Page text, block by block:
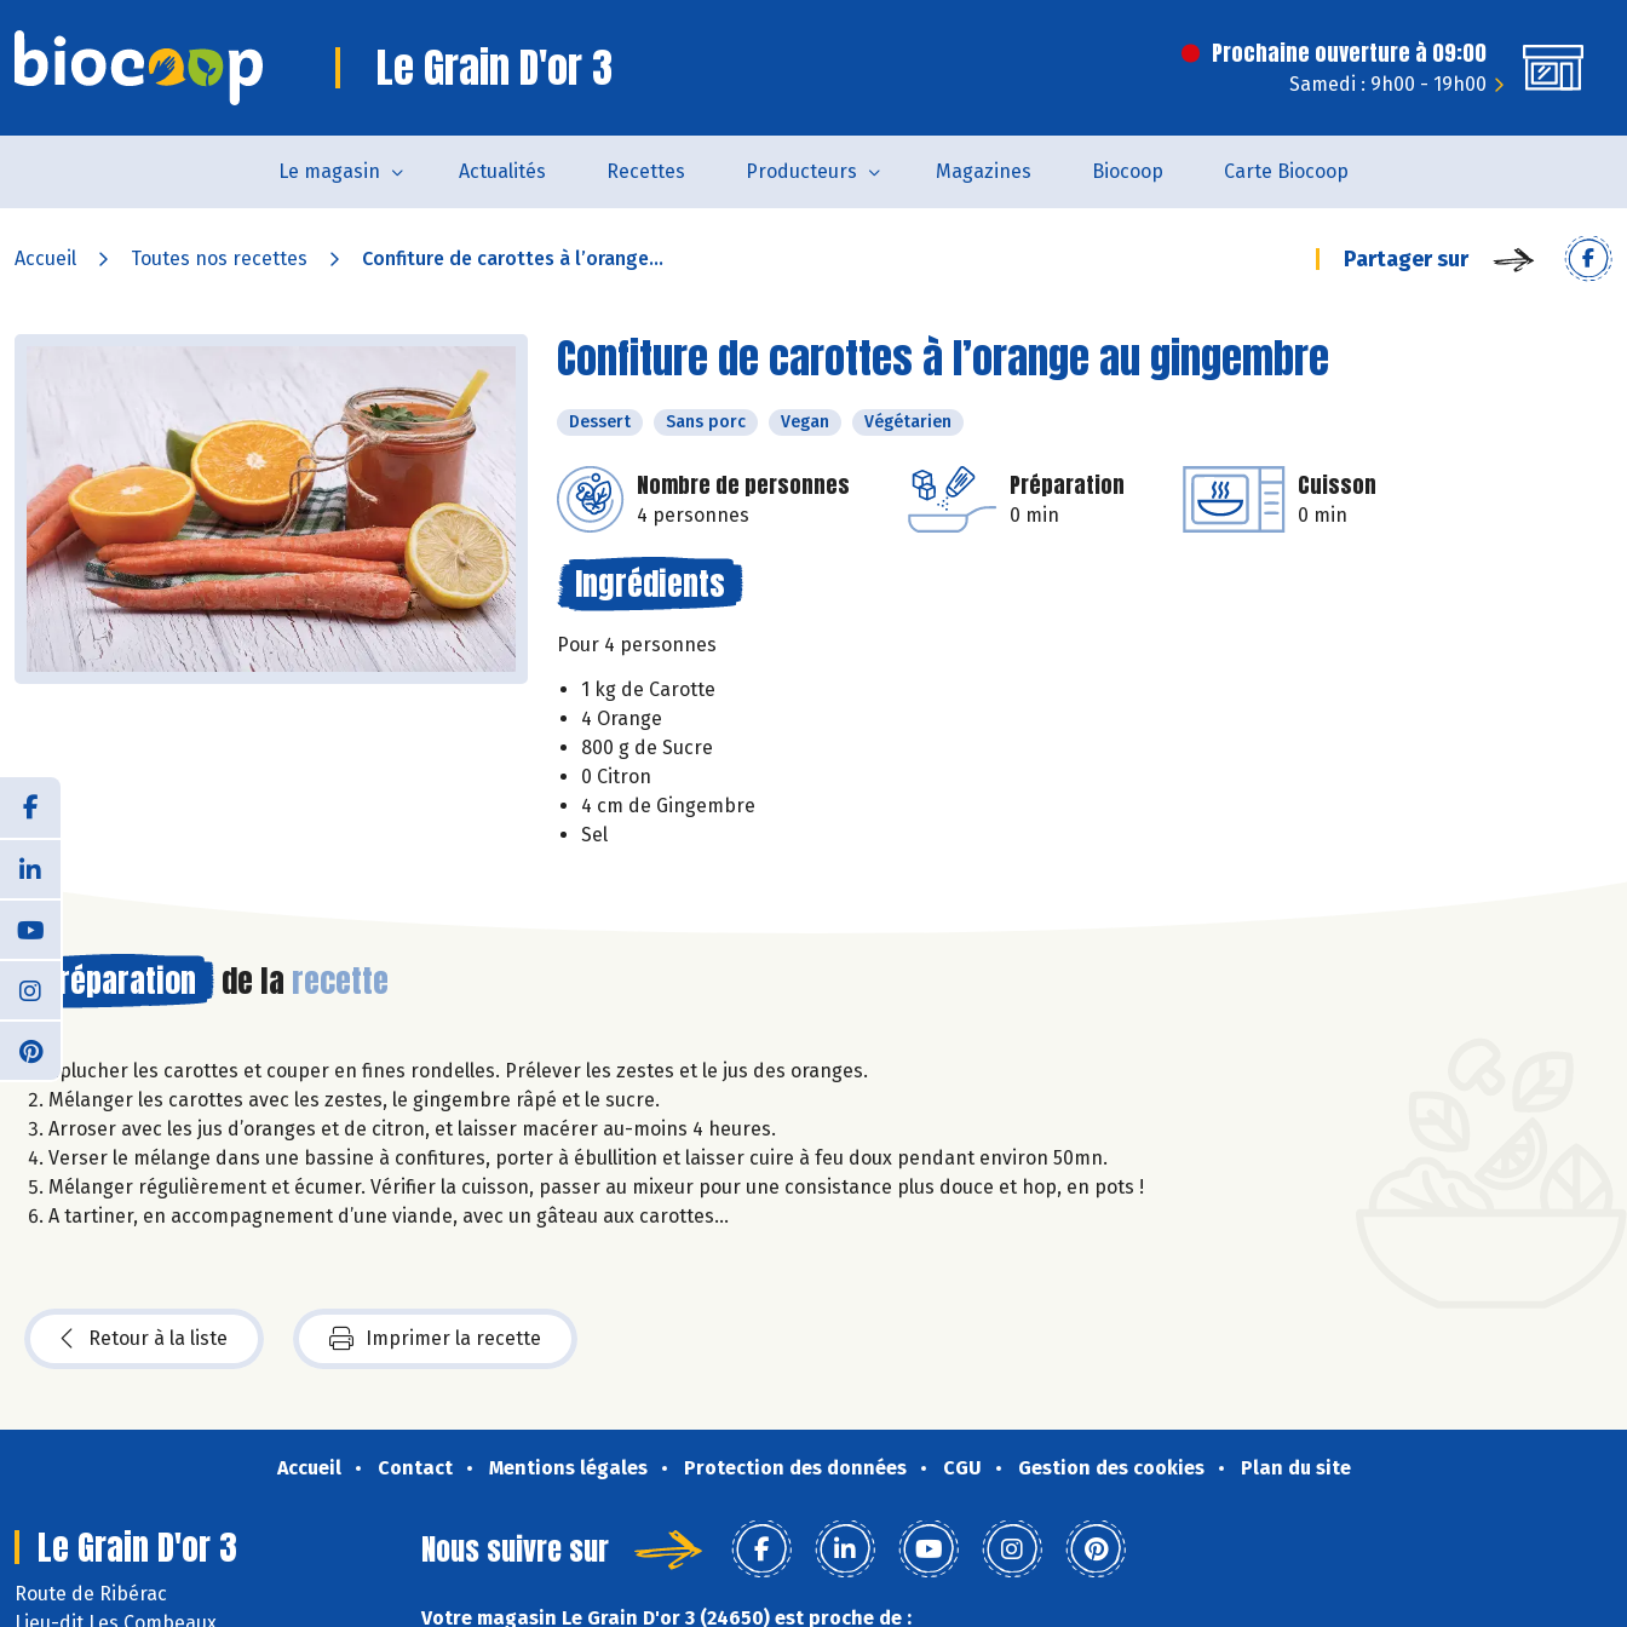
Le Grain D'or 3 Prochaine ouverture à 09:00
Samedi : 9h00 - 19h00
Le magasin Actualités Recettes Producteurs Magazines Biocoop Carte Biocoop
Accueil Toutes nos recettes Confiture de carottes à l’orange... Partager sur
Confiture de carottes à l’orange au gingembre
Dessert Sans porc Vegan Végétarien
Nombre de personnes
4 personnes
Préparation
0 min
Cuisson
0 min
Ingrédients
Pour 4 personnes
1 kg de Carotte
4 Orange
800 g de Sucre
0 Citron
4 cm de Gingembre
Sel
Préparation de la recette
Eplucher les carottes et couper en fines rondelles. Prélever les zestes et le jus des oranges.
Mélanger les carottes avec les zestes, le gingembre râpé et le sucre.
Arroser avec les jus d’oranges et de citron, et laisser macérer au-moins 4 heures.
Verser le mélange dans une bassine à confitures, porter à ébullition et laisser cuire à feu doux pendant environ 50mn.
Mélanger régulièrement et écumer. Vérifier la cuisson, passer au mixeur pour une consistance plus douce et hop, en pots !
A tartiner, en accompagnement d’une viande, avec un gâteau aux carottes…
Retour à la liste Imprimer la recette
Accueil Contact Mentions légales Protection des données CGU Gestion des cookies Plan du site
Le Grain D'or 3
Route de Ribérac
Lieu-dit Les Combeaux
Nous suivre sur
Votre magasin Le Grain D'or 3 (24650) est proche de :